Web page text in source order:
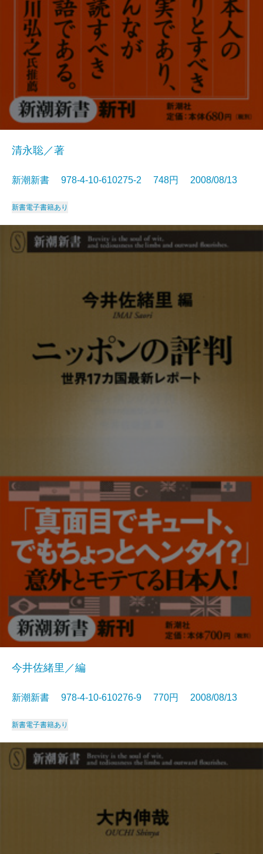
清永聡／著
新潮新書 978-4-10-610275-2 748円 2008/08/13
新書電子書籍あり
今井佐緒里／編
新潮新書 978-4-10-610276-9 770円 2008/08/13
新書電子書籍あり